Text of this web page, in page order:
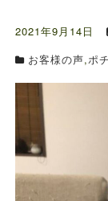
2021年9月14日
お客様の声,ポ